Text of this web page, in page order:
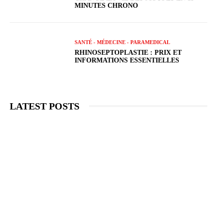
MINUTES CHRONO
SANTÉ - MÉDECINE - PARAMEDICAL
RHINOSEPTOPLASTIE : PRIX ET
INFORMATIONS ESSENTIELLES
LATEST POSTS